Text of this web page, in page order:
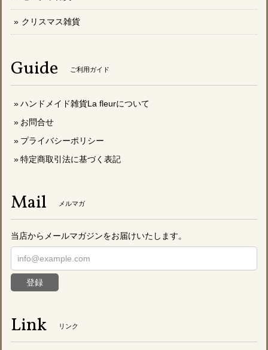
クリスマス雑貨
Guide ご利用ガイド
ハンドメイド雑貨La fleurについて
お問合せ
プライバシーポリシー
特定商取引法に基づく表記
Mail メルマガ
当店からメールマガジンをお届けいたします。
登録
Link リンク